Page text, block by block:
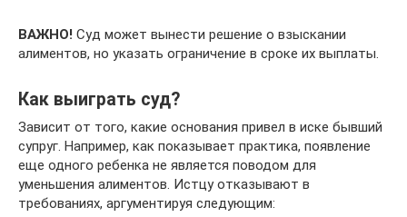
ВАЖНО! Суд может вынести решение о взыскании
алиментов, но указать ограничение в сроке их выплаты.
Как выиграть суд?
Зависит от того, какие основания привел в иске бывший
супруг. Например, как показывает практика, появление
еще одного ребенка не является поводом для
уменьшения алиментов. Истцу отказывают в
требованиях, аргументируя следующим: